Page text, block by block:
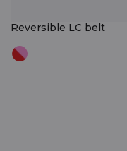
Reversible LC belt